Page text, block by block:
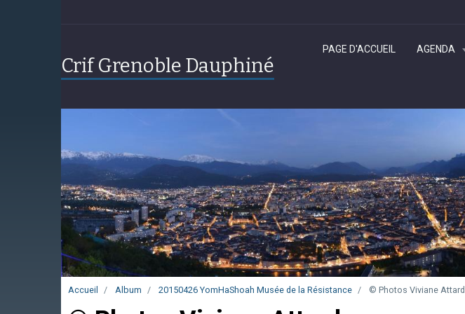
Crif Grenoble Dauphiné
PAGE D'ACCUEIL AGENDA
Accueil Album 20150426 YomHaShoah Musée de la Résistance © Photos Viviane Attard